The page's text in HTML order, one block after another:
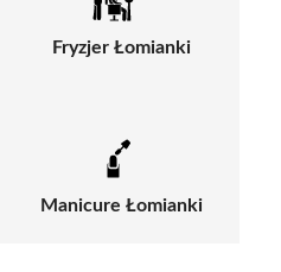
Fryzjer Łomianki
Manicure Łomianki